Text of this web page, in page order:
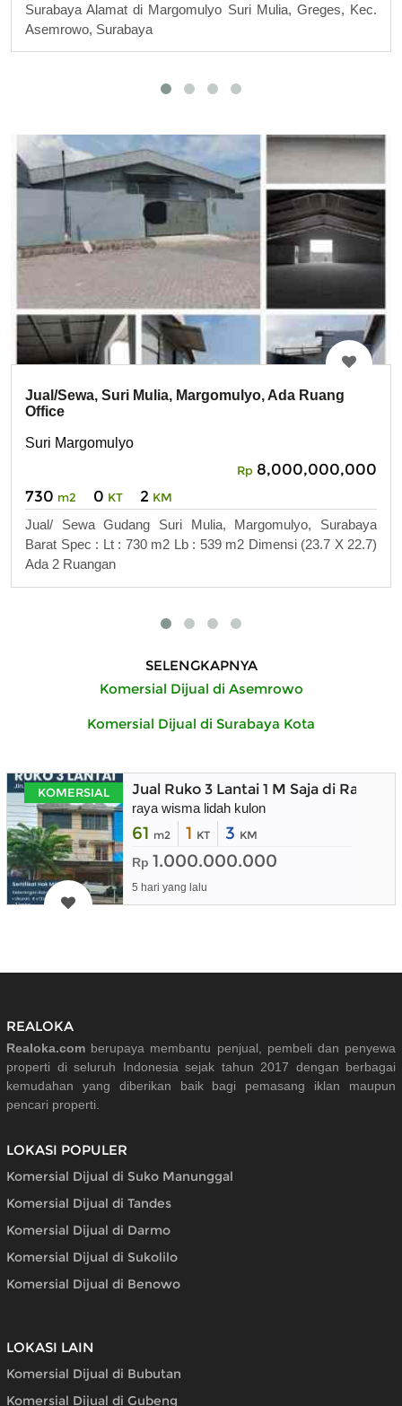
Surabaya Alamat di Margomulyo Suri Mulia, Greges, Kec.
Asemrowo, Surabaya
Jual/Sewa, Suri Mulia, Margomulyo, Ada Ruang
Office
Suri Margomulyo
Rp 8,000,000,000
730 m2 0 KT 2 KM
Jual/ Sewa Gudang Suri Mulia, Margomulyo, Surabaya
Barat Spec : Lt : 730 m2 Lb : 539 m2 Dimensi (23.7 X 22.7)
Ada 2 Ruangan
SELENGKAPNYA
Komersial Dijual di Asemrowo
Komersial Dijual di Surabaya Kota
KOMERSIAL Jual Ruko 3 Lantai 1 M Saja di Raya
raya wisma lidah kulon
61 m2 1 KT 3 KM
Rp 1.000.000.000
5 hari yang lalu
REALOKA
Realoka.com berupaya membantu penjual, pembeli dan penyewa
properti di seluruh Indonesia sejak tahun 2017 dengan berbagai
kemudahan yang diberikan baik bagi pemasang iklan maupun
pencari properti.
LOKASI POPULER
Komersial Dijual di Suko Manunggal
Komersial Dijual di Tandes
Komersial Dijual di Darmo
Komersial Dijual di Sukolilo
Komersial Dijual di Benowo
LOKASI LAIN
Komersial Dijual di Bubutan
Komersial Dijual di Gubeng